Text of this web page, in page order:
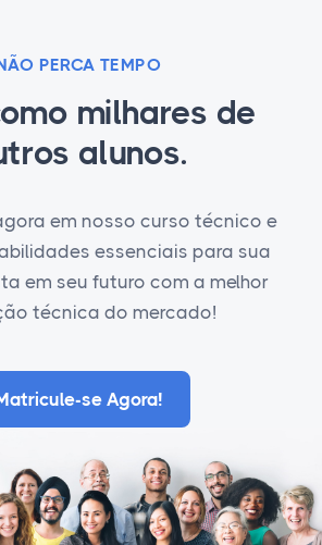
PERCA TEMPO
milhares de
alunos.
em nosso curso técnico e
essenciais para sua
em seu futuro com a melhor
técnica do mercado!
se Agora!